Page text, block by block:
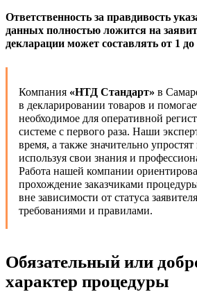
Ответственность за правдивость
данных полностью ложится на
декларации может составлять от 1 до
Компания «НТД Стандарт» в
в декларировании товаров и
необходимое для оперативной
системе с первого раза. Наши
время, а также значительно упростят
используя свои знания и
Работа нашей компании
прохождение заказчиками
вне зависимости от статуса
требованиями и правилами.
Обязательный или
характер процедуры